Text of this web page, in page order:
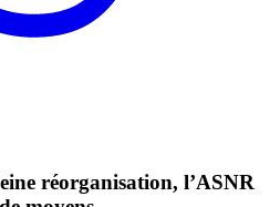
réorganisation, l’ASNR